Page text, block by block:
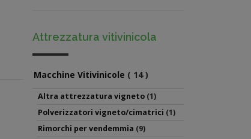
Attrezzatura vitivinicola
Macchine Vitivinicole ( 14 )
Altra attrezzatura vigneto (1)
Polverizzatori vigneto/cimatrici (1)
Rimorchi per vendemmia (9)